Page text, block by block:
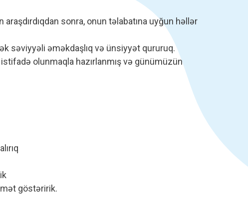
sonra, onun təlabatına uyğun həllər
səviyyəli əməkdaşlıq və ünsiyyət qururuq.
olunmaqla hazırlanmış və günümüzün
göstəririk.